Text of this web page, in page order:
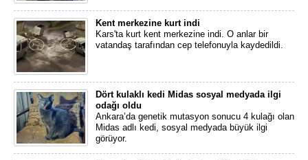
Kent merkezine kurt indi
Kars'ta kurt kent merkezine indi. O anlar bir
vatandaş tarafından cep telefonuyla kaydedildi.
Dört kulaklı kedi Midas sosyal medyada ilgi
odağı oldu
Ankara’da genetik mutasyon sonucu 4 kulağı olan
Midas adlı kedi, sosyal medyada büyük ilgi
görüyor.